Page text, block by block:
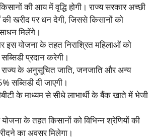
की आय में वृद्धि होगी। राज्य सरकार अच्छी
खरीद पर धन देगी, जिससे किसानों को
मिलेंगे।
इस योजना के तहत निराश्रित महिलाओं को
प्रदान करेगी।
के अनुसूचित जाति, जनजाति और अन्य
सब्सिडी दी जाएगी।
के माध्यम से सीधे लाभार्थी के बैंक खाते में भेजी
के तहत किसानों को विभिन्न श्रेणियों की
का अवसर मिलेगा।